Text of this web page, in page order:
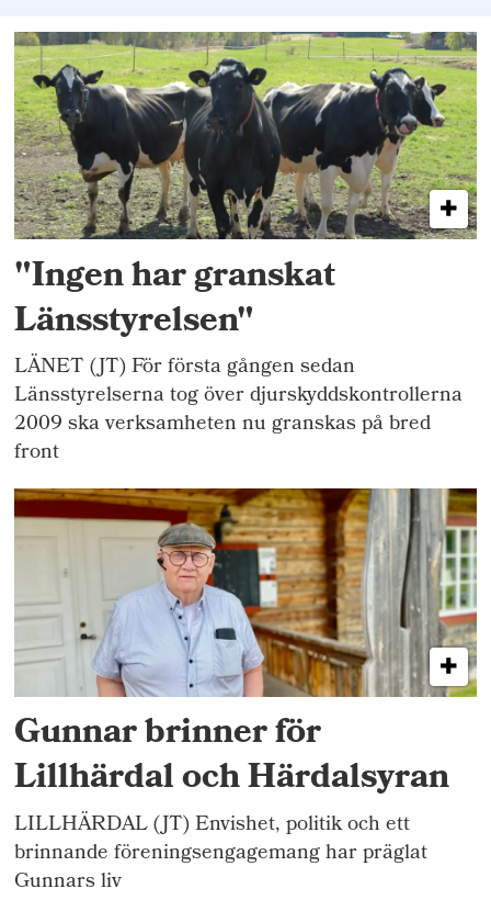
"Ingen har granskat
Länsstyrelsen"
LÄNET (JT) För första gången sedan
Länsstyrelserna tog över djurskyddskontrollerna
2009 ska verksamheten nu granskas på bred
front
Gunnar brinner för
Lillhärdal och Härdalsyran
LILLHÄRDAL (JT) Envishet, politik och ett
brinnande föreningsengagemang har präglat
Gunnars liv